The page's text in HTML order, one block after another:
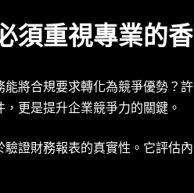
須重視專業的
將合規要求轉化為競爭優勢？
更是提升企業競爭力的關鍵。
驗證財務報表的真實性。它評估